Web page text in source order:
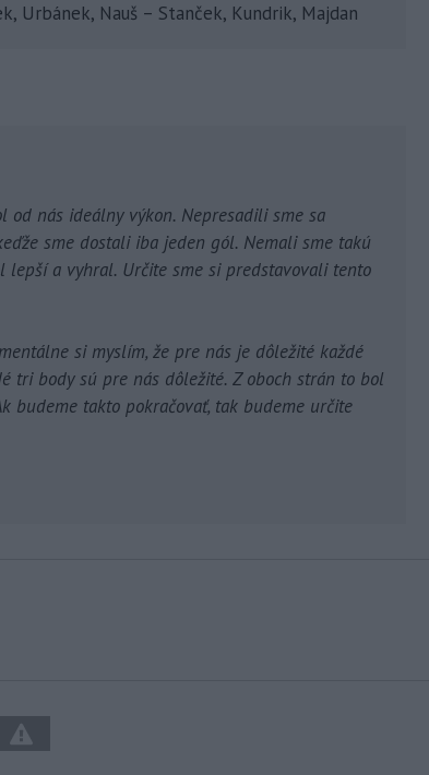
Urbánek, Nauš – Stanček, Kundrik, Majdan
od nás ideálny výkon. Nepresadili sme sa
sme dostali iba jeden gól. Nemali sme takú
a vyhral. Určite sme si predstavovali tento
si myslím, že pre nás je dôležité každé
tri body sú pre nás dôležité. Z oboch strán to bol
budeme takto pokračovať, tak budeme určite